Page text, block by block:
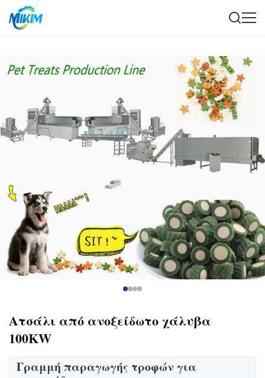
Ατσάλι από ανοξείδωτο χάλυβα
100KW
Γραμμή παραγωγής τροφών για